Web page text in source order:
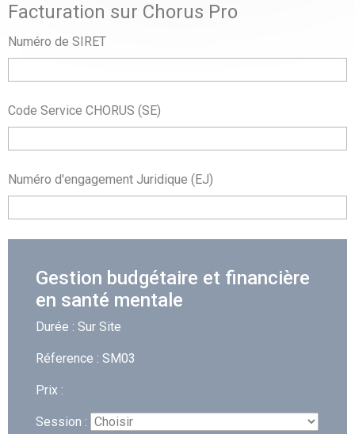
Facturation sur Chorus Pro
Numéro de SIRET
Code Service CHORUS (SE)
Numéro d'engagement Juridique (EJ)
Gestion budgétaire et financière
en santé mentale
Durée : Sur Site
Réference : SM03
Prix :
Session :